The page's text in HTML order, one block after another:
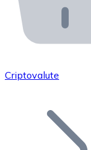
API Bitnovo
Integra la
Unisciti alla
Aggiungi il
Criptovalute